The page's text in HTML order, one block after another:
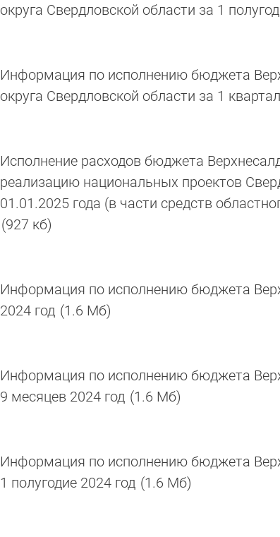
округа Свердловской области за 1
Информация по исполнению бюджета
округа Свердловской области за 1
Исполнение расходов бюджета
реализацию национальных проектов
01.01.2025 года (в части средств
(927 кб)
Информация по исполнению бюджета
2024 год (1.6 Мб)
Информация по исполнению бюджета
9 месяцев 2024 год (1.6 Мб)
Информация по исполнению бюджета
1 полугодие 2024 год (1.6 Мб)